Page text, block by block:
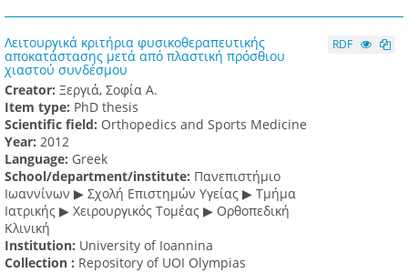
Λειτουργικά κριτήρια φυσικοθεραπευτικής
αποκατάστασης μετά από πλαστική πρόσθιου
χιαστού συνδέσμου
Creator: Ξεργιά, Σοφία Α.
Item type: PhD thesis
Scientific field: Orthopedics and Sports Medicine
Υear: 2012
Language: Greek
School/department/institute: Πανεπιστήμιο
Ιωαννίνων ▶ Σχολή Επιστημών Υγείας ▶ Τμήμα
Ιατρικής ▶ Χειρουργικός Τομέας ▶ Ορθοπεδική
Κλινική
Institution: University of Ioannina
Collection : Repository of UOI Olympias
RDF